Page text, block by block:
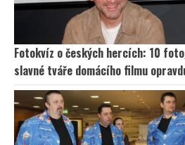
Fotokvíz o českých hercích: 10
slavné tváře domácího filmu